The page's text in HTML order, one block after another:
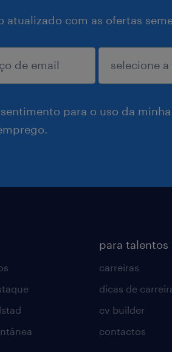
atualizado com as ofertas
para o uso da
para talentos
carreiras
dicas de
cv builder
contactos